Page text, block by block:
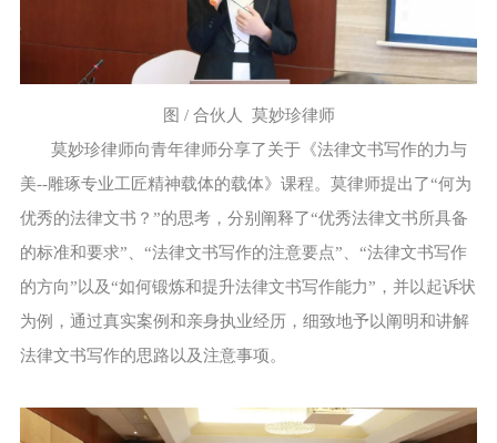
图 / 合伙人 莫妙珍律师
莫妙珍律师向青年律师分享了关于《法律文书写作的力与
美--雕琢专业工匠精神载体的载体》课程。莫律师提出了“何为
优秀的法律文书？”的思考，分别阐释了“优秀法律文书所具备
的标准和要求”、“法律文书写作的注意要点”、“法律文书写作
的方向”以及“如何锻炼和提升法律文书写作能力”，并以起诉状
为例，通过真实案例和亲身执业经历，细致地予以阐明和讲解
法律文书写作的思路以及注意事项。